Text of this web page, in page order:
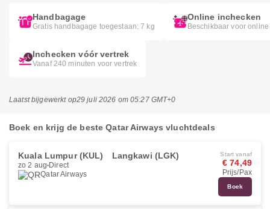
Handbagage
Gratis handbagage toegestaan: 7 kg
Online inchecken
Beschikbaar voor
Inchecken vóór vertrek
Vanaf 240 minuten voor vertrek
Laatst bijgewerkt op29 juli 2026 om 05:27 GMT+0
Boek en krijg de beste Qatar Airways vluchtdeals
Kuala Lumpur (KUL) Langkawi (LGK)
zo 2 aug Direct
Qatar Airways
Start vanaf
€ 74,49
Prijs/Pax
Boek